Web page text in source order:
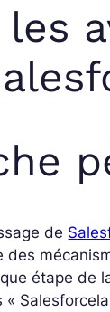
de
des
étape de